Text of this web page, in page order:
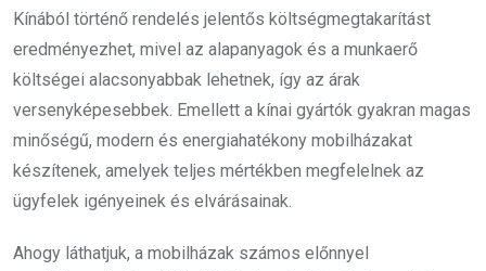
Kínából történő rendelés jelentős költségmegtakarítást
eredményezhet, mivel az alapanyagok és a munkaerő
költségei alacsonyabbak lehetnek, így az árak
versenyképesebbek. Emellett a kínai gyártók gyakran magas
minőségű, modern és energiahatékony mobilházakat
készítenek, amelyek teljes mértékben megfelelnek az
ügyfelek igényeinek és elvárásainak.
Ahogy láthatjuk, a mobilházak számos előnnyel